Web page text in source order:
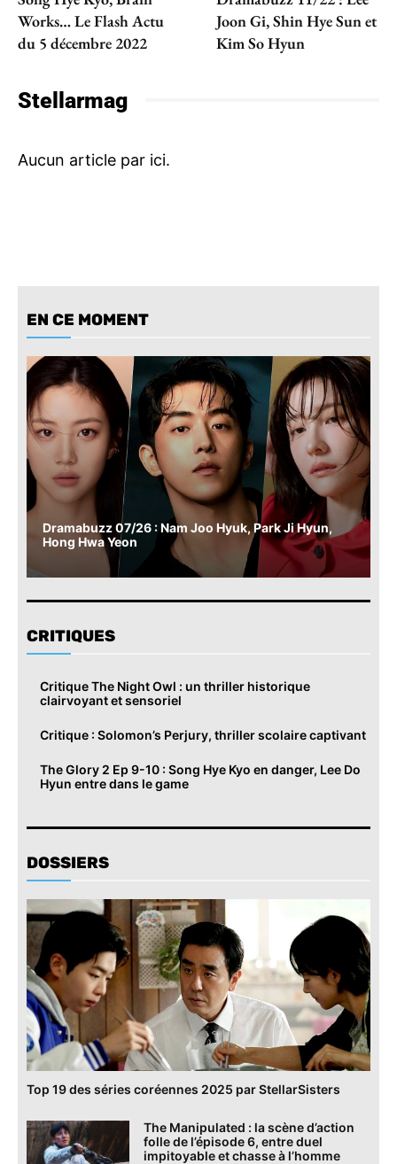
Works… Le Flash Actu
du 5 décembre 2022
Joon Gi, Shin Hye Sun et
Kim So Hyun
Stellarmag
EN CE MOMENT
Dramabuzz 07/26 : Nam Joo Hyuk, Park Ji Hyun,
Hong Hwa Yeon
CRITIQUES
Critique The Night Owl : un thriller historique
clairvoyant et sensoriel
Critique : Solomon’s Perjury, thriller scolaire captivant
The Glory 2 Ep 9-10 : Song Hye Kyo en danger, Lee Do
Hyun entre dans le game
DOSSIERS
Top 19 des séries coréennes 2025 par StellarSisters
The Manipulated : la scène d’action
folle de l’épisode 6, entre duel
impitoyable et chasse à l’homme